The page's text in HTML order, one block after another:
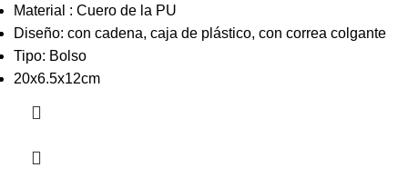
Material : Cuero de la PU
Diseño: con cadena, caja de plástico, con correa colgante
Tipo: Bolso
20x6.5x12cm